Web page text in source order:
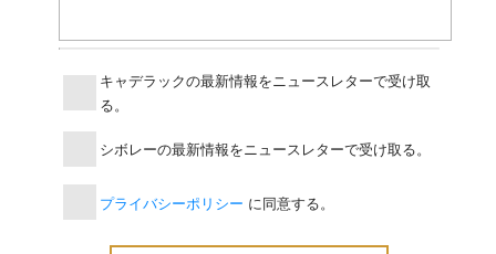
キャデラックの最新情報をニュースレターで受け取
る。
シボレーの最新情報をニュースレターで受け取る。
プライバシーポリシー に同意する。